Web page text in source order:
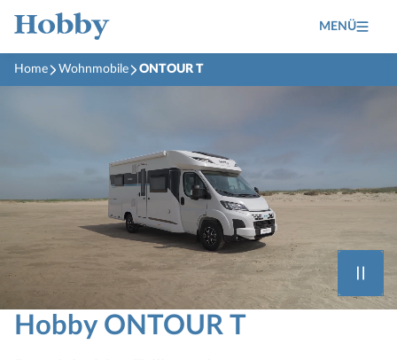
MENÜ
Home Wohnmobile ONTOUR T
Hobby ONTOUR T